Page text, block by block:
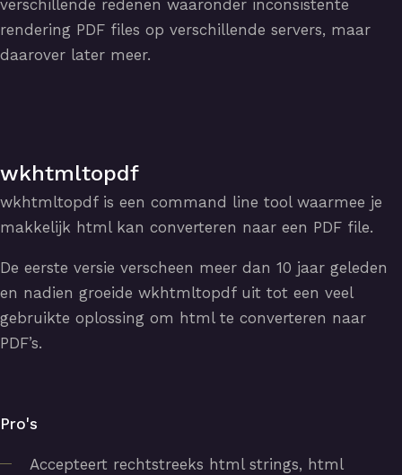
verschillende redenen waaronder inconsistente
rendering PDF files op verschillende servers, maar
daarover later meer.
wkhtmltopdf
wkhtmltopdf is een command line tool waarmee je
makkelijk html kan converteren naar een PDF file.
De eerste versie verscheen meer dan 10 jaar geleden
en nadien groeide wkhtmltopdf uit tot een veel
gebruikte oplossing om html te converteren naar
PDF’s.
Pro's
Accepteert rechtstreeks html strings, html